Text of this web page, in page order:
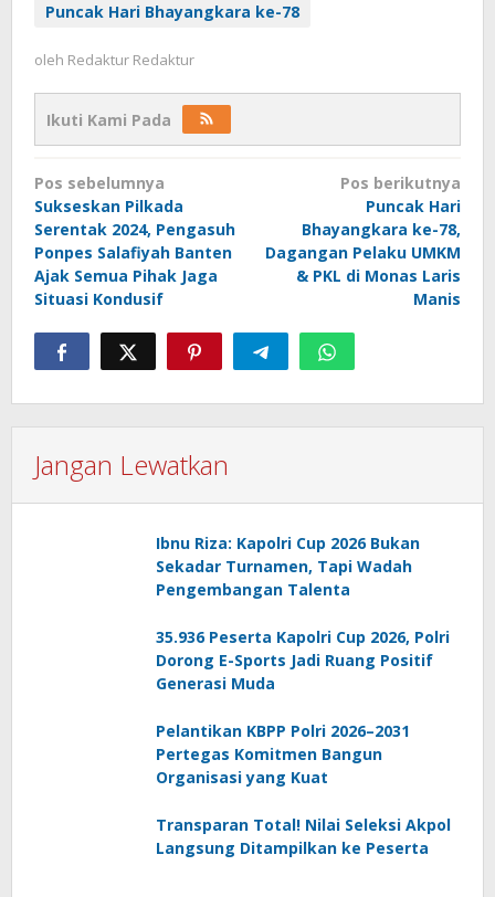
Puncak Hari Bhayangkara ke-78
oleh Redaktur Redaktur
Ikuti Kami Pada
Navigasi
pos
Pos sebelumnya
Sukseskan Pilkada
Serentak 2024, Pengasuh
Ponpes Salafiyah Banten
Ajak Semua Pihak Jaga
Situasi Kondusif
Pos berikutnya
Puncak Hari
Bhayangkara ke-78,
Dagangan Pelaku UMKM
& PKL di Monas Laris
Manis
Jangan Lewatkan
Ibnu Riza: Kapolri Cup 2026 Bukan
Sekadar Turnamen, Tapi Wadah
Pengembangan Talenta
35.936 Peserta Kapolri Cup 2026, Polri
Dorong E-Sports Jadi Ruang Positif
Generasi Muda
Pelantikan KBPP Polri 2026–2031
Pertegas Komitmen Bangun
Organisasi yang Kuat
Transparan Total! Nilai Seleksi Akpol
Langsung Ditampilkan ke Peserta